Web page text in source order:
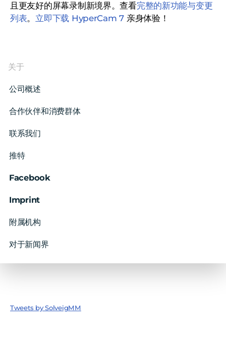
且更友好的屏幕录制新境界。查看完整的新功能与变更
列表。 立即下载 HyperCam 7 亲身体验！
关于
公司概述
合作伙伴和消费群体
联系我们
推特
Facebook
Imprint
附属机构
对于新闻界
Tweets by SolveigMM